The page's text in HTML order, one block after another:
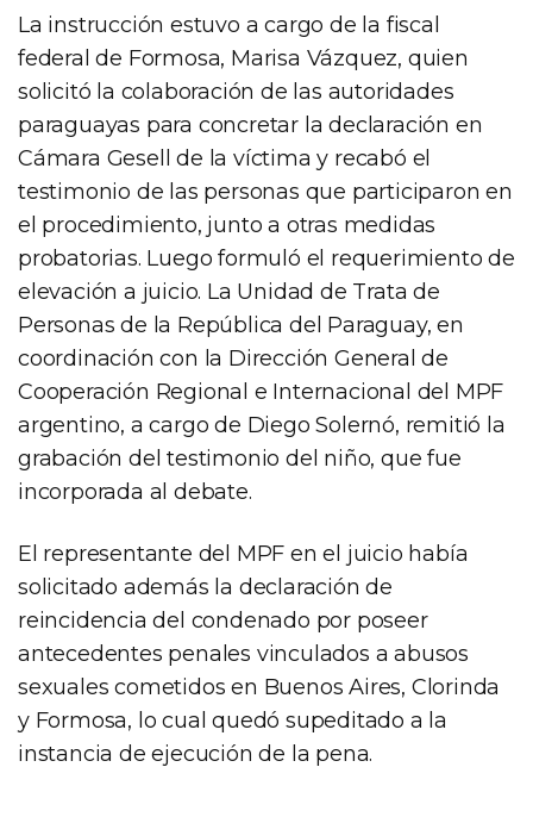
La instrucción estuvo a cargo de la fiscal
federal de Formosa, Marisa Vázquez, quien
solicitó la colaboración de las autoridades
paraguayas para concretar la declaración en
Cámara Gesell de la víctima y recabó el
testimonio de las personas que participaron en
el procedimiento, junto a otras medidas
probatorias. Luego formuló el requerimiento de
elevación a juicio. La Unidad de Trata de
Personas de la República del Paraguay, en
coordinación con la Dirección General de
Cooperación Regional e Internacional del MPF
argentino, a cargo de Diego Solernó, remitió la
grabación del testimonio del niño, que fue
incorporada al debate.
El representante del MPF en el juicio había
solicitado además la declaración de
reincidencia del condenado por poseer
antecedentes penales vinculados a abusos
sexuales cometidos en Buenos Aires, Clorinda
y Formosa, lo cual quedó supeditado a la
instancia de ejecución de la pena.